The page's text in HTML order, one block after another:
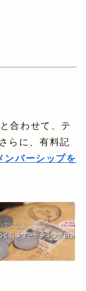
合わせて、テ
らに、有料記
ンバーシップを